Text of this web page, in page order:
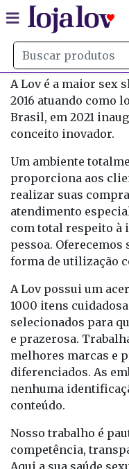
A Lov é a maior sex
2016 atuando como
Brasil, em 2021
conceito inovador.
Um ambiente
proporciona aos
realizar suas
atendimento
com total respeito à
pessoa.
forma de utilização
A Lov possui um
1000 itens
selecionados para
e prazerosa.
melhores marcas e
diferenciados. As
nenhuma
conteúdo.
Nosso trabalho é
competência,
Aqui a sua saúde